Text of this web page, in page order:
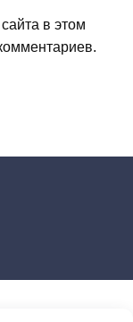
в этом